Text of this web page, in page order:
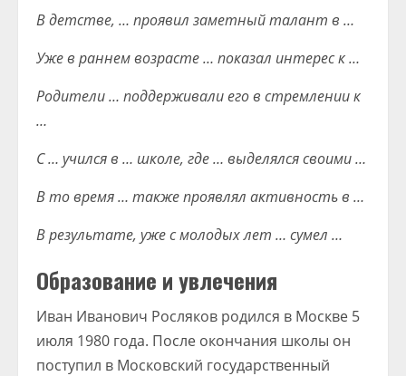
В детстве, … проявил заметный талант в …
Уже в раннем возрасте … показал интерес к …
Родители … поддерживали его в стремлении к
…
С … учился в … школе, где … выделялся своими …
В то время … также проявлял активность в …
В результате, уже с молодых лет … сумел …
Образование и увлечения
Иван Иванович Росляков родился в Москве 5
июля 1980 года. После окончания школы он
поступил в Московский государственный